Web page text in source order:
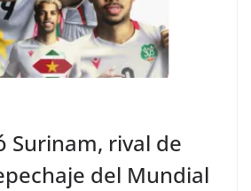
Surinam, rival de
del Mundial